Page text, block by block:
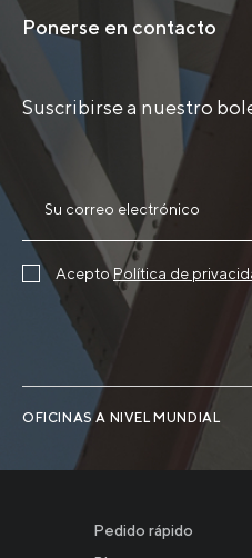
Ponerse en contacto
Suscribirse a nuestro
OFICINAS A NIVEL MUNDIAL
AceptoPolítica de
Pedido rápido